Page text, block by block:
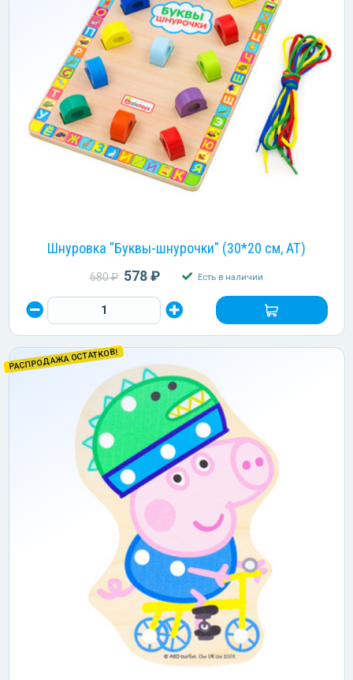
Шнуровка "Буквы-шнурочки" (30*20 см, АТ)
680 ₽ 578 ₽ Есть в наличии
РАСПРОДАЖА ОСТАТКОВ!